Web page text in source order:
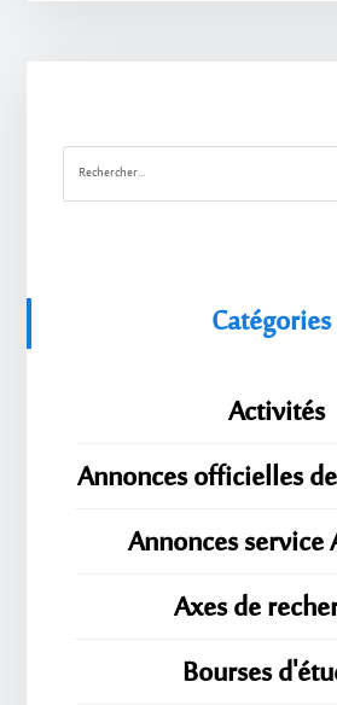
Catégories
Activités
Annonces officielles
Annonces service
Axes de
Bourses